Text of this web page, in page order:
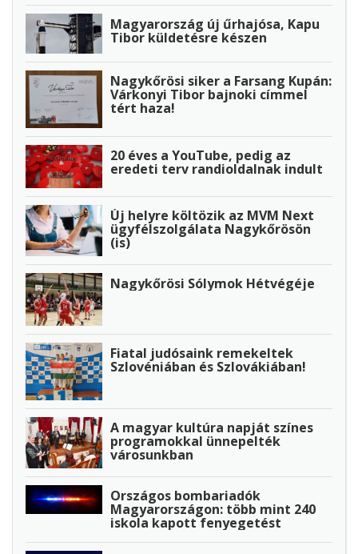
Magyarország új űrhajósa, Kapu
Tibor küldetésre készen
Nagykőrösi siker a Farsang Kupán:
Várkonyi Tibor bajnoki címmel
tért haza!
20 éves a YouTube, pedig az
eredeti terv randioldalnak indult
Új helyre költözik az MVM Next
ügyfélszolgálata Nagykőrösön
(is)
Nagykőrösi Sólymok Hétvégéje
Fiatal judósaink remekeltek
Szlovéniában és Szlovákiában!
A magyar kultúra napját színes
programokkal ünnepelték
városunkban
Országos bombariadók
Magyarországon: több mint 240
iskola kapott fenyegetést